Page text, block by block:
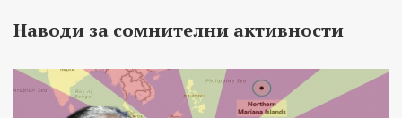
Наводи за сомнителни активности